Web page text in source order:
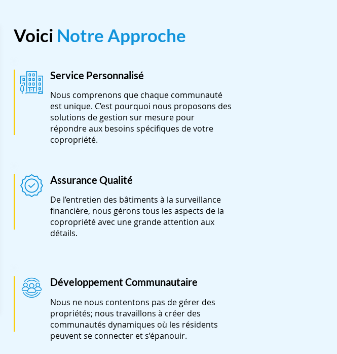
Voici Notre Approche
Service Personnalisé
Nous comprenons que chaque communauté
est unique. C’est pourquoi nous proposons des
solutions de gestion sur mesure pour
répondre aux besoins spécifiques de votre
copropriété.
Assurance Qualité
De l’entretien des bâtiments à la surveillance
financière, nous gérons tous les aspects de la
copropriété avec une grande attention aux
détails.
Développement Communautaire
Nous ne nous contentons pas de gérer des
propriétés; nous travaillons à créer des
communautés dynamiques où les résidents
peuvent se connecter et s’épanouir.